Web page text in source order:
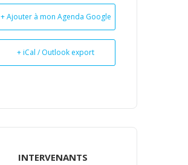
+ Ajouter à mon Agenda Google
+ iCal / Outlook export
INTERVENANTS